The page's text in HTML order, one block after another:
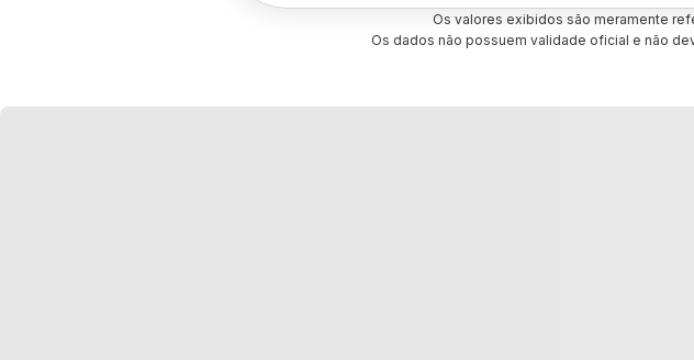
Os valores exibidos são meramente
Os dados não possuem validade oficial e não